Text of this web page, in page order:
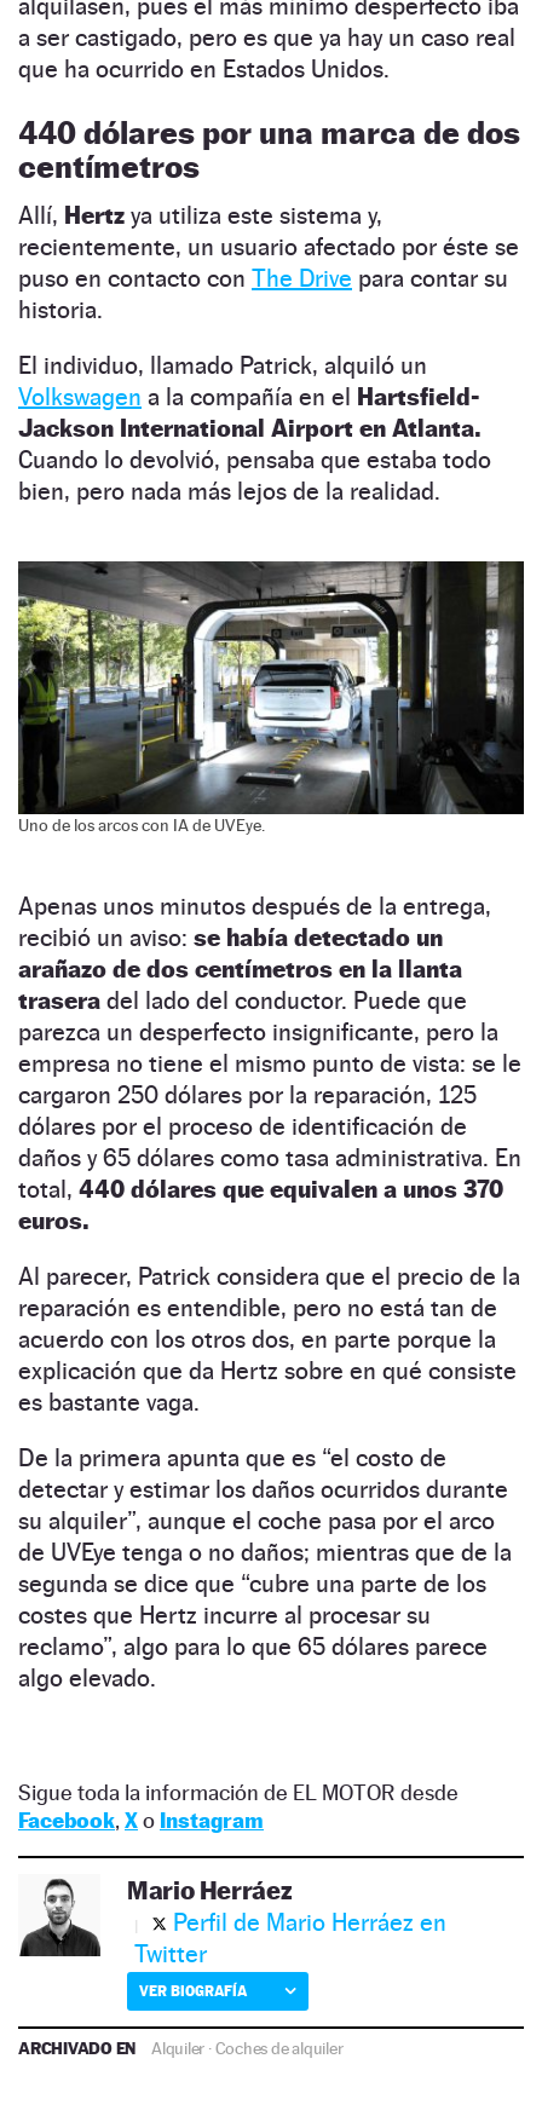
alquilasen, pues el más mínimo desperfecto iba
a ser castigado, pero es que ya hay un caso real
que ha ocurrido en Estados Unidos.
440 dólares por una marca de dos
centímetros
Allí, Hertz ya utiliza este sistema y,
recientemente, un usuario afectado por éste se
puso en contacto con The Drive para contar su
historia.
El individuo, llamado Patrick, alquiló un
Volkswagen a la compañía en el Hartsfield-
Jackson International Airport en Atlanta.
Cuando lo devolvió, pensaba que estaba todo
bien, pero nada más lejos de la realidad.
Uno de los arcos con IA de UVEye.
Apenas unos minutos después de la entrega,
recibió un aviso: se había detectado un
arañazo de dos centímetros en la llanta
trasera del lado del conductor. Puede que
parezca un desperfecto insignificante, pero la
empresa no tiene el mismo punto de vista: se le
cargaron 250 dólares por la reparación, 125
dólares por el proceso de identificación de
daños y 65 dólares como tasa administrativa. En
total, 440 dólares que equivalen a unos 370
euros.
Al parecer, Patrick considera que el precio de la
reparación es entendible, pero no está tan de
acuerdo con los otros dos, en parte porque la
explicación que da Hertz sobre en qué consiste
es bastante vaga.
De la primera apunta que es “el costo de
detectar y estimar los daños ocurridos durante
su alquiler”, aunque el coche pasa por el arco
de UVEye tenga o no daños; mientras que de la
segunda se dice que “cubre una parte de los
costes que Hertz incurre al procesar su
reclamo”, algo para lo que 65 dólares parece
algo elevado.
Sigue toda la información de EL MOTOR desde
Facebook, Xo Instagram
Mario Herráez
Perfil de Mario Herráez en
Twitter
VER BIOGRAFÍA
ARCHIVADO EN Alquiler ·Coches de alquiler